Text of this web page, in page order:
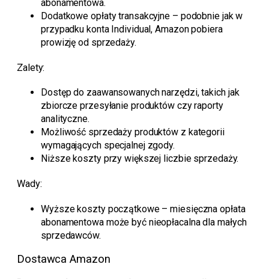
abonamentowa.
Dodatkowe opłaty transakcyjne – podobnie jak w
przypadku konta Individual, Amazon pobiera
prowizję od sprzedaży.
Zalety:
Dostęp do zaawansowanych narzędzi, takich jak
zbiorcze przesyłanie produktów czy raporty
analityczne.
Możliwość sprzedaży produktów z kategorii
wymagających specjalnej zgody.
Niższe koszty przy większej liczbie sprzedaży.
Wady:
Wyższe koszty początkowe – miesięczna opłata
abonamentowa może być nieopłacalna dla małych
sprzedawców.
Dostawca Amazon